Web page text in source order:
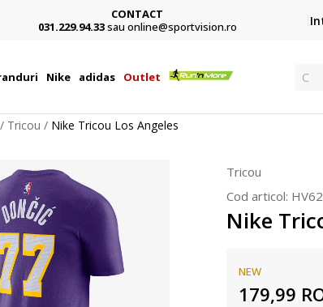
CONTACT
031.229.94.33sau online@sportvision.ro
Nike adidas Outlet
Tricou Nike Tricou Los Angeles
Tricou
Cod articol:
Nike
NEW
179,99